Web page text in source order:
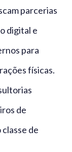
parcerias
digital e
para
físicas.
de
de